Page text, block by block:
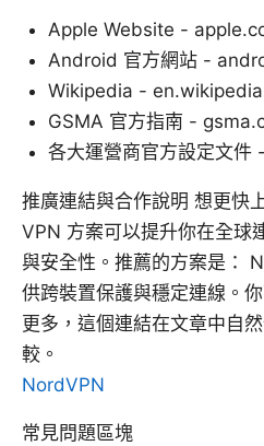
Apple Website -
Android 官方網站 -
Wikipedia -
GSMA 官方指南 -
各大運營商官方設定文件
推廣連結與合作說明 想更快
VPN 方案可以提升你在全球
與安全性。推薦的方案是：
供跨裝置保護與穩定連線。
更多，這個連結在文章中自
較。
NordVPN
常見問題區塊